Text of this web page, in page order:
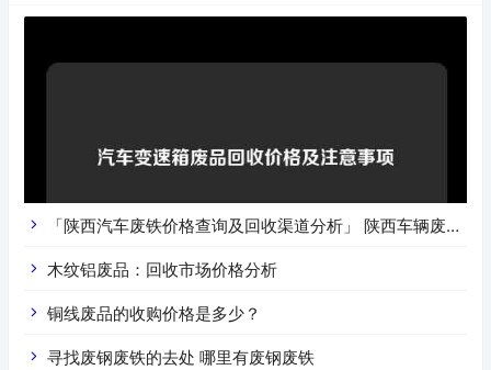
「陕西汽车废铁价格查询及回收渠道分析」 陕西车辆废铁
价是什么
木纹铝废品：回收市场价格分析
铜线废品的收购价格是多少？
寻找废钢废铁的去处 哪里有废钢废铁